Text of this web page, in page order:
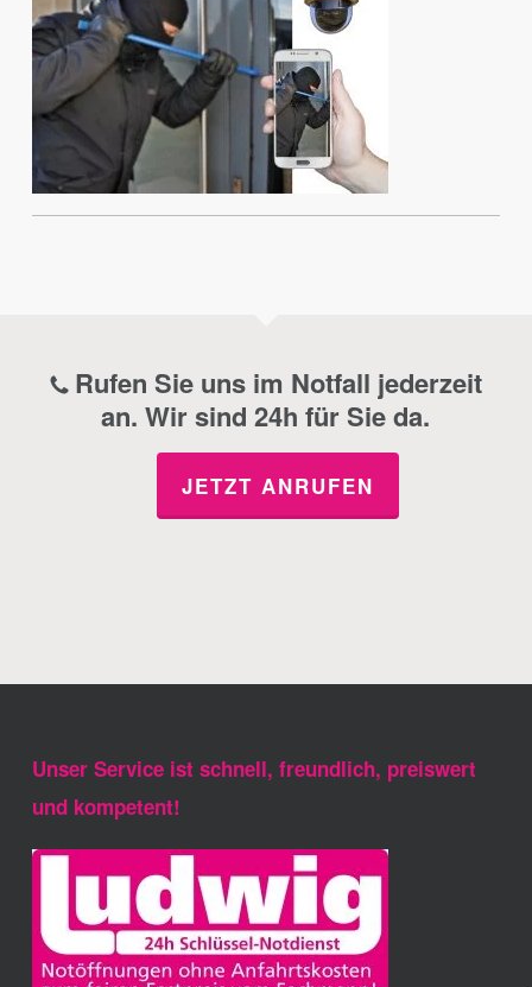
Rufen Sie uns im Notfall jederzeit
an. Wir sind 24h für Sie da.
JETZT ANRUFEN
Unser Service ist schnell, freundlich, preiswert
und kompetent!